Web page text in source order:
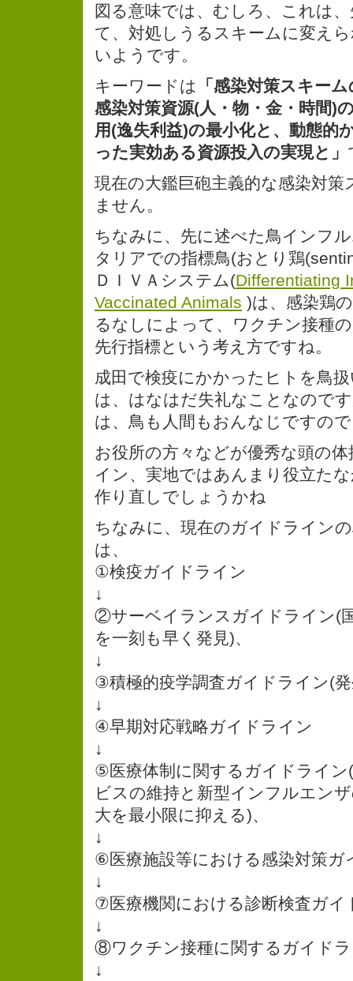
図る意味では、むしろ、これは
て、対処しうるスキームに変え
いようです。
キーワードは
「感染対策スキー
感染対策資源(人・物・金・時間)
用(逸失利益)の最小化と、動態的
った実効ある資源投入の実現と」
現在の大鑑巨砲主義的な感染対
ません。
ちなみに、先に述べた鳥インフ
タリアでの指標鳥(おとり鶏
ＤＩＶＡシステム(Differentiating
Vaccinated Animals )は、感染鶏
るなしによって、ワクチン接種
先行指標という考え方ですね。
成田で検疫にかかったヒトを鳥
は、はなはだ失礼なことなので
は、鳥も人間もおんなじですの
お役所の方々などが優秀な頭の
イン、実地ではあんまり役立た
作り直しでしょうかね
ちなみに、現在のガイドライン
は、
①検疫ガイドライン
↓
②サーベイランスガイドライン(
を一刻も早く発見)、
↓
③積極的疫学調査ガイドライン(
↓
④早期対応戦略ガイドライン
↓
⑤医療体制に関するガイドライン
ビスの維持と新型インフルエン
大を最小限に抑える)、
↓
⑥医療施設等における感染対策ガ
↓
⑦医療機関における診断検査ガイ
↓
⑧ワクチン接種に関するガイド
↓